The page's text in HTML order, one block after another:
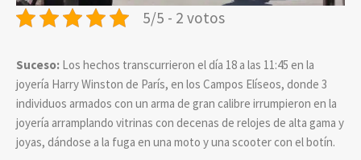
5/5 - 2 votos
Suceso: Los hechos transcurrieron el día 18 a las 11:45 en la
joyería Harry Winston de París, en los Campos Elíseos, donde 3
individuos armados con un arma de gran calibre irrumpieron en la
joyería arramplando vitrinas con decenas de relojes de alta gama y
joyas, dándose a la fuga en una moto y una scooter con el botín.